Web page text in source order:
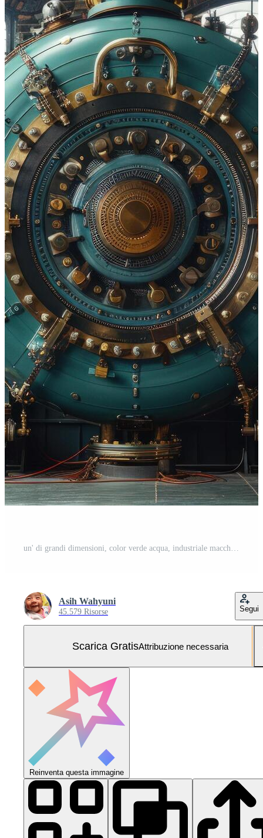
un' di grandi dimensioni, color verde acqua, industriale macchina con ottone Accenti sta nel un' mattone edificio con grande finestre. Foto Gratuita
Asih Wahyuni
45.579 Risorse Segui
Scarica GratisAttribuzione necessaria
Reinventa questa immagine